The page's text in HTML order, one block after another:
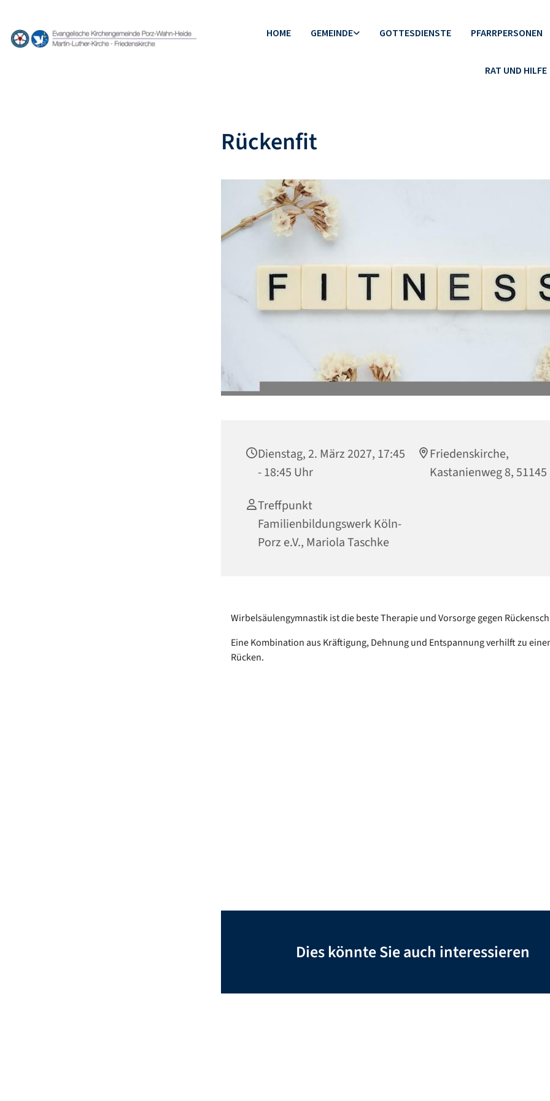
HOME GEMEINDE GOTTESDIENSTE PFARRPERSONEN
RAT UND HILFE
Rückenfit
Dienstag, 2. März 2027, 17:45
- 18:45 Uhr
Friedenskirche,
Kastanienweg 8,
Treffpunkt
Familienbildungswerk Köln-
Porz e.V., Mariola Taschke
Wirbelsäulengymnastik ist die beste Therapie und Vorsorge gegen
Eine Kombination aus Kräftigung, Dehnung und Entspannung verhilft zu
Rücken.
Dies könnte Sie auch interessieren